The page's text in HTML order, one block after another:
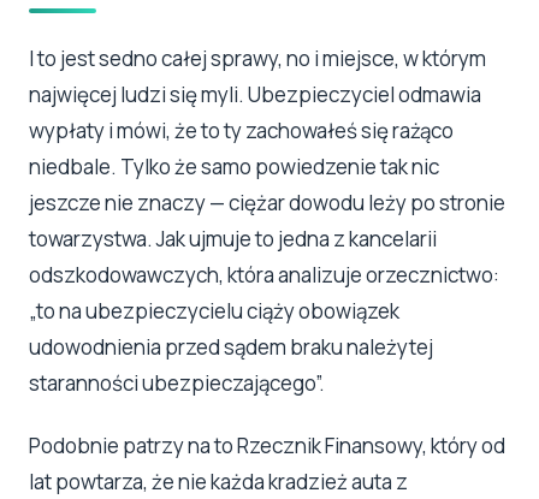
I to jest sedno całej sprawy, no i miejsce, w którym
najwięcej ludzi się myli. Ubezpieczyciel odmawia
wypłaty i mówi, że to ty zachowałeś się rażąco
niedbale. Tylko że samo powiedzenie tak nic
jeszcze nie znaczy — ciężar dowodu leży po stronie
towarzystwa. Jak ujmuje to jedna z kancelarii
odszkodowawczych, która analizuje orzecznictwo:
„to na ubezpieczycielu ciąży obowiązek
udowodnienia przed sądem braku należytej
staranności ubezpieczającego”.
Podobnie patrzy na to Rzecznik Finansowy, który od
lat powtarza, że nie każda kradzież auta z